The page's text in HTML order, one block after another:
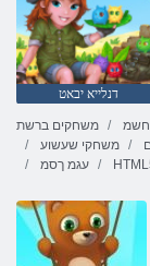
דנלייא יבאט
משחקים ברשת
משחקי שעשוע
עגמ ךסמ